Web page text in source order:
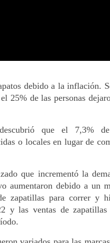
debido a la inflación.
25% de las personas
que el 7,3%
o locales en lugar de
que incrementó la
aumentaron debido a un
zapatillas para correr y
y las ventas de zapatillas